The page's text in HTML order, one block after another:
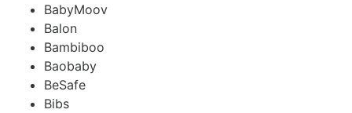
BabyMoov
Balon
Bambiboo
Baobaby
BeSafe
Bibs